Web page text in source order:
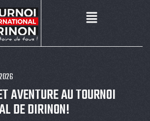
AVENTURE AU TOURNOI
DE DIRINON!